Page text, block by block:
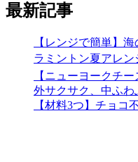
最新記事
【レンジで簡単】
ラミントン夏アレ
【ニューヨークチ
外サクサク、中ふ
【材料3つ】チョコ